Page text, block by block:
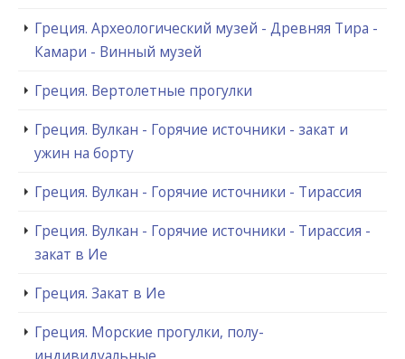
Греция. Археологический музей - Древняя Тира -
Камари - Винный музей
Греция. Вертолетные прогулки
Греция. Вулкан - Горячие источники - закат и
ужин на борту
Греция. Вулкан - Горячие источники - Тирассия
Греция. Вулкан - Горячие источники - Тирассия -
закат в Ие
Греция. Закат в Ие
Греция. Морские прогулки, полу-